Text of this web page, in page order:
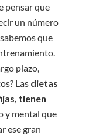
pensar que
un número
que
plazo,
Las dietas
tienen
y mental que
ese gran